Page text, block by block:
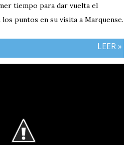
tiempo para dar vuelta el
puntos en su visita a Marquense.
LEER »